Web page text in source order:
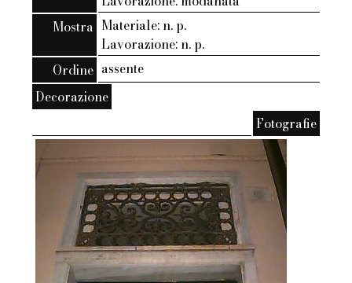
Mostra Materiale: n. p.
Lavorazione: n. p.
Ordine assente
Decorazione
Fotografie